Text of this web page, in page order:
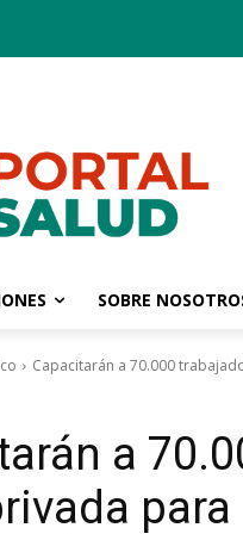
SOBRE
Capacitarán a 70.000
a